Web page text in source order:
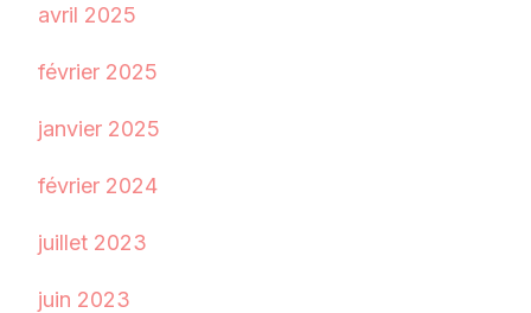
avril 2025
février 2025
janvier 2025
février 2024
juillet 2023
juin 2023